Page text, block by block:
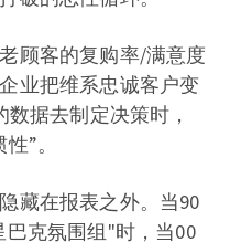
顾客的复购率/满意度
业把维系忠诚客户变
据去制定决策时，
”。
藏在报表之外。当90
克氛围组"时，当00